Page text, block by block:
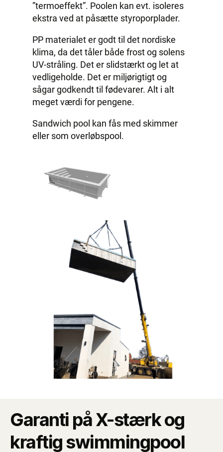
”termoeffekt”. Poolen kan evt. isoleres
ekstra ved at påsætte styroporplader.
PP materialet er godt til det nordiske
klima, da det tåler både frost og solens
UV-stråling. Det er slidstærkt og let at
vedligeholde. Det er miljørigtigt og
sågar godkendt til fødevarer. Alt i alt
meget værdi for pengene.
Sandwich pool kan fås med skimmer
eller som overløbspool.
Garanti på X-stærk og
kraftig swimmingpool